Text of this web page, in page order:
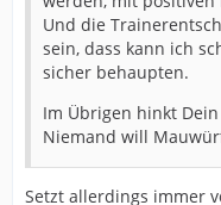
Und die
sein, dass kann ich
sicher behaupten.
Im Übrigen hinkt
Niemand will
Setzt allerdings immer